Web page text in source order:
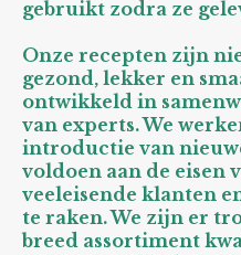
gebruikt zodra ze
Onze recepten zijn
gezond, lekker en
ontwikkeld in
van experts. We
introductie van
voldoen aan de eisen
veeleisende klanten
te raken. We zijn er
breed assortiment